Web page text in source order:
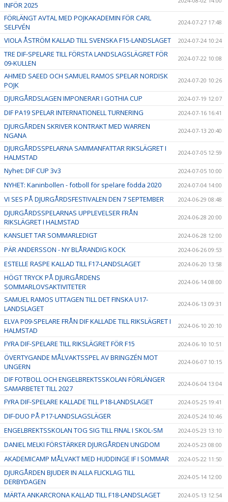
INFÖR 2025
FÖRLÄNGT AVTAL MED POJKAKADEMIN FÖR CARL
SELFVÉN
2024-07-27 17:48
VIOLA ÅSTRÖM KALLAD TILL SVENSKA F15-LANDSLAGET 2024-07-24 10:24
TRE DIF-SPELARE TILL FÖRSTA LANDSLAGSLÄGRET FÖR
09-KULLEN
2024-07-22 10:08
AHMED SAEED OCH SAMUEL RAMOS SPELAR NORDISK
POJK
2024-07-20 10:26
DJURGÅRDSLAGEN IMPONERAR I GOTHIA CUP 2024-07-19 12:07
DIF PA19 SPELAR INTERNATIONELL TURNERING 2024-07-16 16:41
DJURGÅRDEN SKRIVER KONTRAKT MED WARREN
NGANA
2024-07-13 20:40
DJURGÅRDSSPELARNA SAMMANFATTAR RIKSLÄGRET I
HALMSTAD
2024-07-05 12:59
Nyhet: DIF CUP 3v3 2024-07-05 10:00
NYHET: Kaninbollen - fotboll för spelare födda 2020 2024-07-04 14:00
VI SES PÅ DJURGÅRDSFESTIVALEN DEN 7 SEPTEMBER 2024-06-29 08:48
DJURGÅRDSSPELARNAS UPPLEVELSER FRÅN
RIKSLÄGRET I HALMSTAD
2024-06-28 20:00
KANSLIET TAR SOMMARLEDIGT 2024-06-28 12:00
PÄR ANDERSSON - NY BLÅRANDIG KOCK 2024-06-26 09:53
ESTELLE RASPE KALLAD TILL F17-LANDSLAGET 2024-06-20 13:58
HÖGT TRYCK PÅ DJURGÅRDENS
SOMMARLOVSAKTIVITETER
2024-06-14 08:00
SAMUEL RAMOS UTTAGEN TILL DET FINSKA U17-
LANDSLAGET
2024-06-13 09:31
ELVA P09-SPELARE FRÅN DIF KALLADE TILL RIKSLÄGRET I
HALMSTAD
2024-06-10 20:10
FYRA DIF-SPELARE TILL RIKSLÄGRET FÖR F15 2024-06-10 10:51
ÖVERTYGANDE MÅLVAKTSSPEL AV BRINGZÉN MOT
UNGERN
2024-06-07 10:15
DIF FOTBOLL OCH ENGELBREKTSSKOLAN FÖRLÄNGER
SAMARBETET TILL 2027
2024-06-04 13:04
FYRA DIF-SPELARE KALLADE TILL P18-LANDSLAGET 2024-05-25 19:41
DIF-DUO PÅ P17-LANDSLAGSLÄGER 2024-05-24 10:46
ENGELBREKTSSKOLAN TOG SIG TILL FINAL I SKOL-SM 2024-05-23 13:10
DANIEL MELKI FÖRSTÄRKER DJURGÅRDEN UNGDOM 2024-05-23 08:00
AKADEMICAMP MÅLVAKT MED HUDDINGE IF I SOMMAR 2024-05-22 11:50
DJURGÅRDEN BJUDER IN ALLA FLICKLAG TILL
DERBYDAGEN
2024-05-14 12:00
MÄRTA ANKARCRONA KALLAD TILL F18-LANDSLAGET 2024-05-13 12:54